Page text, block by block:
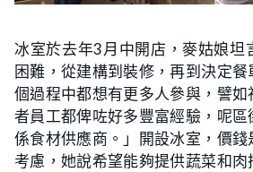
冰室於去年3月中開店，麥姑娘坦
困難，從建構到裝修，再到決定
個過程中都想有更多人參與，譬
者員工都俾咗好多豐富經驗，呢區
係食材供應商。」開設冰室，價
考慮，她說希望能夠提供蔬菜和